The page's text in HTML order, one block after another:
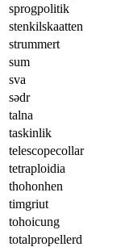
sprogpolitik
stenkilskaatten
strummert
sum
sva
sədr
talna
taskinlik
telescopecollar
tetraploidia
thohonhen
timgriut
tohoicung
totalpropellerd